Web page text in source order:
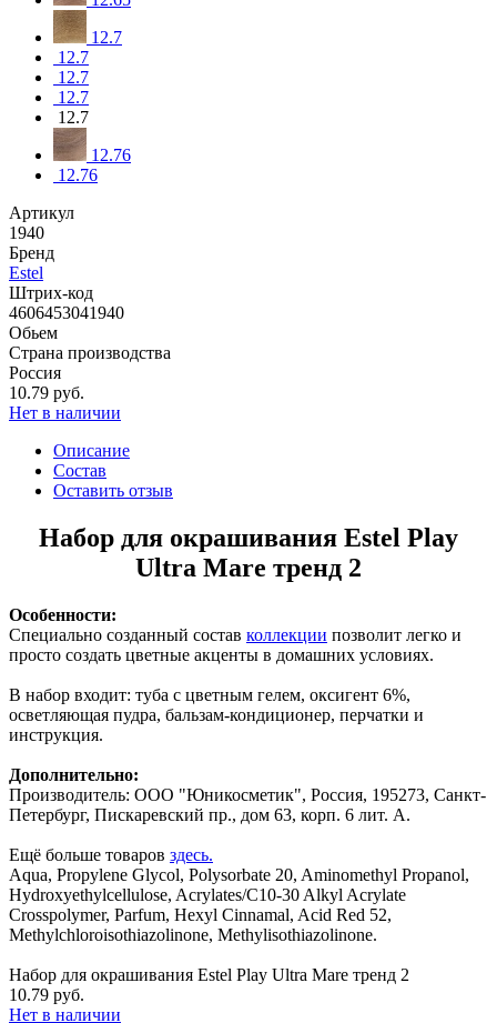
12.7
12.7
12.7
12.7
12.7
12.76
12.76
Артикул
1940
Бренд
Estel
Штрих-код
4606453041940
Обьем
Страна производства
Россия
10.79 руб.
Нет в наличии
Описание
Состав
Оставить отзыв
Набор для окрашивания Estel Play
Ultra Mare тренд 2
Особенности:
Специально созданный состав коллекции позволит легко и
просто создать цветные акценты в домашних условиях.
В набор входит: туба с цветным гелем, оксигент 6%,
осветляющая пудра, бальзам-кондиционер, перчатки и
инструкция.
Дополнительно:
Производитель: ООО "Юникосметик", Россия, 195273, Санкт-
Петербург, Пискаревский пр., дом 63, корп. 6 лит. А.
Ещё больше товаров здесь.
Aqua, Propylene Glycol, Polysorbate 20, Aminomethyl Propanol,
Hydroxyethylcellulose, Acrylates/C10-30 Alkyl Acrylate
Crosspolymer, Parfum, Hexyl Cinnamal, Acid Red 52,
Methylchloroisothiazolinone, Methylisothiazolinone.
Набор для окрашивания Estel Play Ultra Mare тренд 2
10.79 руб.
Нет в наличии